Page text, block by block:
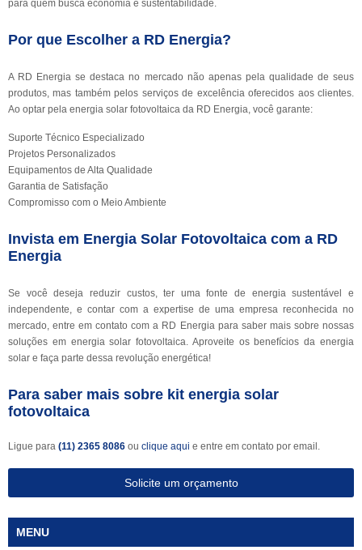
para quem busca economia e sustentabilidade.
Por que Escolher a RD Energia?
A RD Energia se destaca no mercado não apenas pela qualidade de seus
produtos, mas também pelos serviços de excelência oferecidos aos clientes.
Ao optar pela energia solar fotovoltaica da RD Energia, você garante:
Suporte Técnico Especializado
Projetos Personalizados
Equipamentos de Alta Qualidade
Garantia de Satisfação
Compromisso com o Meio Ambiente
Invista em Energia Solar Fotovoltaica com a RD
Energia
Se você deseja reduzir custos, ter uma fonte de energia sustentável e
independente, e contar com a expertise de uma empresa reconhecida no
mercado, entre em contato com a RD Energia para saber mais sobre nossas
soluções em energia solar fotovoltaica. Aproveite os benefícios da energia
solar e faça parte dessa revolução energética!
Para saber mais sobre kit energia solar
fotovoltaica
Ligue para (11) 2365 8086 ou clique aqui e entre em contato por email.
Solicite um orçamento
MENU